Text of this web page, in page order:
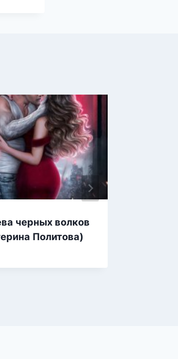
черных волков
Политова)